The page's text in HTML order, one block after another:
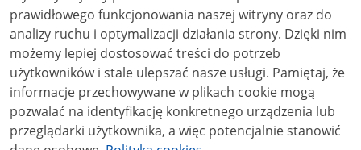
NC-ND 4.0), o ile nie jest to stwierdzone inaczej.
prawidłowego funkcjonowania naszej witryny oraz do
analizy ruchu i optymalizacji działania strony. Dzięki nim
możemy lepiej dostosować treści do potrzeb
użytkowników i stale ulepszać nasze usługi. Pamiętaj, że
informacje przechowywane w plikach cookie mogą
pozwalać na identyfikację konkretnego urządzenia lub
przeglądarki użytkownika, a więc potencjalnie stanowić